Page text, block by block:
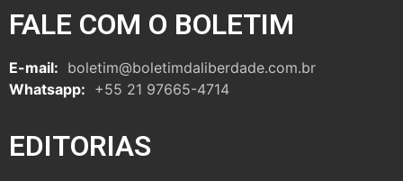
FALE COM O BOLETIM
E-mail: boletim@boletimdaliberdade.com.br
Whatsapp: +55 21 97665-4714
EDITORIAS